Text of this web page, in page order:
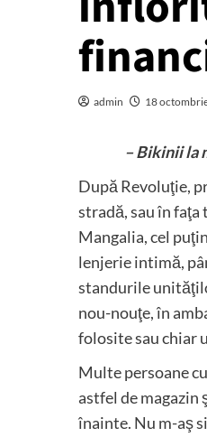
admin 18
– Bikinii la
După Revoluţie,
stradă, sau în
Mangalia, cel
lenjerie intimă,
standurile
nou-nouţe, în
folosite sau chiar
Multe persoane
astfel de magazin
înainte. Nu m-aş